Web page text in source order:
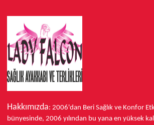
Hakkımızda: 2006'dan Beri Sağlık ve Konfor
bünyesinde, 2006 yılından bu yana en yüksek